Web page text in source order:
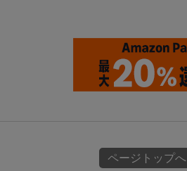
ページトップへ